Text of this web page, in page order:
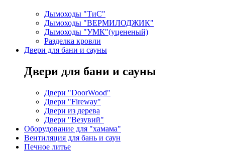
Дымоходы "ТиС"
Дымоходы "ВЕРМИЛОДЖИК"
Дымоходы "УМК"(уцененый)
Разделка кровли
Двери для бани и сауны
Двери для бани и сауны
Двери "DoorWood"
Двери "Fireway"
Двери из дерева
Двери "Везувий"
Оборудование для "хамама"
Вентиляция для бань и саун
Печное литье